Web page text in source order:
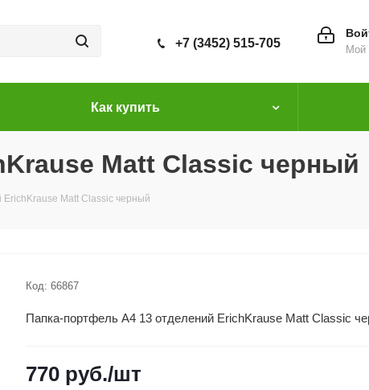
Мой
+7 (3452) 515-705
Как купить
Matt Classic черный
Matt Classic черный
Код: 66867
Папка-портфель A4 13 отделений ErichKrause Matt Classic
770 руб./шт